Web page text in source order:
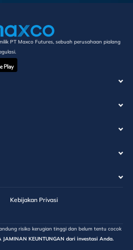
PT Maxco Futures, sebuah perusahaan pialang
Kebijakan Privasi
risiko kerugian tinggi dan belum tentu cocok
JAMINAN KEUNTUNGAN dari investasi Anda.